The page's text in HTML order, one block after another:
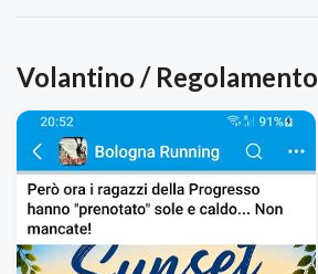
Volantino / Regolamento